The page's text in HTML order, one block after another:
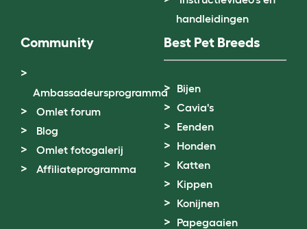
handleidingen
Community
Ambassadeursprogramma
Omlet forum
Blog
Omlet fotogalerij
Affiliateprogramma
Best Pet Breeds
Bijen
Cavia's
Eenden
Honden
Katten
Kippen
Konijnen
Papegaaien